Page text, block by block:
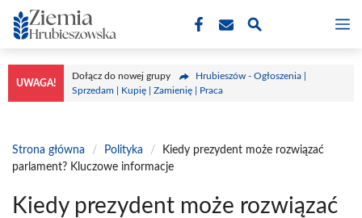
Przejdź
do
treści
UWAGA!
Dołącz do nowej grupy
Hrubieszów - Ogłoszenia |
Sprzedam | Kupię | Zamienię | Praca
Strona główna / Polityka /
Kiedy prezydent może rozwiązać
parlament? Kluczowe informacje
Kiedy prezydent może rozwiązać